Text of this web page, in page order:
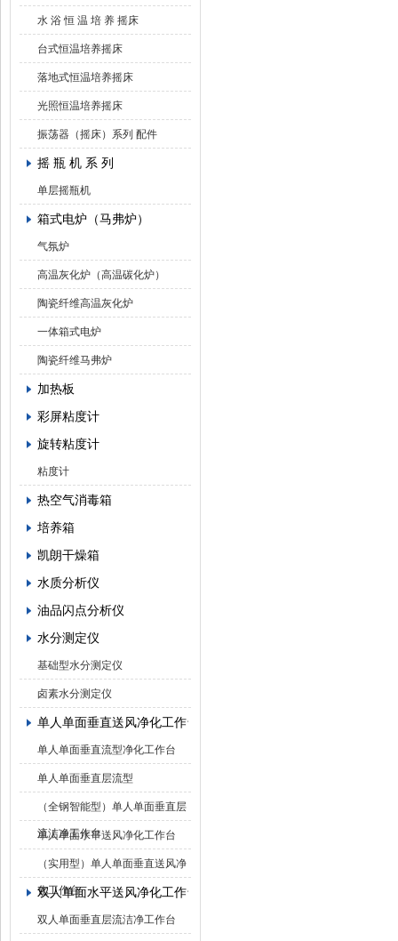
水 浴 恒 温 培 养 摇床
台式恒温培养摇床
落地式恒温培养摇床
光照恒温培养摇床
振荡器（摇床）系列 配件
摇 瓶 机 系 列
单层摇瓶机
箱式电炉（马弗炉）
气氛炉
高温灰化炉（高温碳化炉）
陶瓷纤维高温灰化炉
一体箱式电炉
陶瓷纤维马弗炉
加热板
彩屏粘度计
旋转粘度计
粘度计
热空气消毒箱
培养箱
凯朗干燥箱
水质分析仪
油品闪点分析仪
水分测定仪
基础型水分测定仪
卤素水分测定仪
单人单面垂直送风净化工作台
单人单面垂直流型净化工作台
单人单面垂直层流型
（全钢智能型）单人单面垂直层
流洁净工作台
单人单面水平送风净化工作台
（实用型）单人单面垂直送风净
化工作台
双人单面水平送风净化工作台
双人单面垂直层流洁净工作台